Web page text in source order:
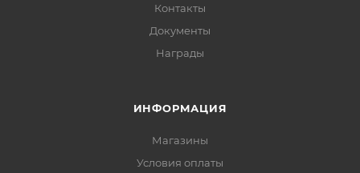
Контакты
Документы
Награды
ИНФОРМАЦИЯ
Магазины
Условия оплаты